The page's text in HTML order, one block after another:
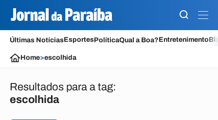
Últimas NotíciasEsportesPolíticaQual a Boa?Entretenimento
Home>escolhida
Resultados para a tag:
escolhida